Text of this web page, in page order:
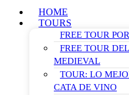
HOME
TOURS
FREE TOUR
FREE TOUR
MEDIEVAL
TOUR: LO
CATA DE VINO